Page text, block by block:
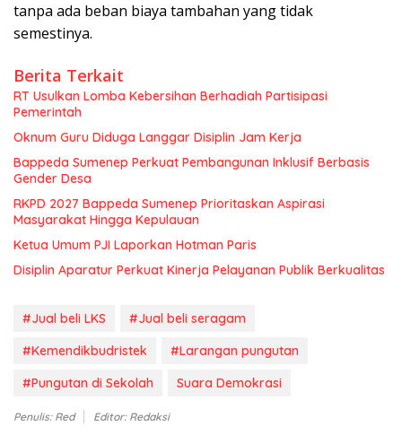
tanpa ada beban biaya tambahan yang tidak
semestinya.
Berita Terkait
RT Usulkan Lomba Kebersihan Berhadiah Partisipasi
Pemerintah
Oknum Guru Diduga Langgar Disiplin Jam Kerja
Bappeda Sumenep Perkuat Pembangunan Inklusif Berbasis
Gender Desa
RKPD 2027 Bappeda Sumenep Prioritaskan Aspirasi
Masyarakat Hingga Kepulauan
Ketua Umum PJI Laporkan Hotman Paris
Disiplin Aparatur Perkuat Kinerja Pelayanan Publik Berkualitas
#Jual beli LKS
#Jual beli seragam
#Kemendikbudristek
#Larangan pungutan
#Pungutan di Sekolah
Suara Demokrasi
Penulis: Red Editor: Redaksi